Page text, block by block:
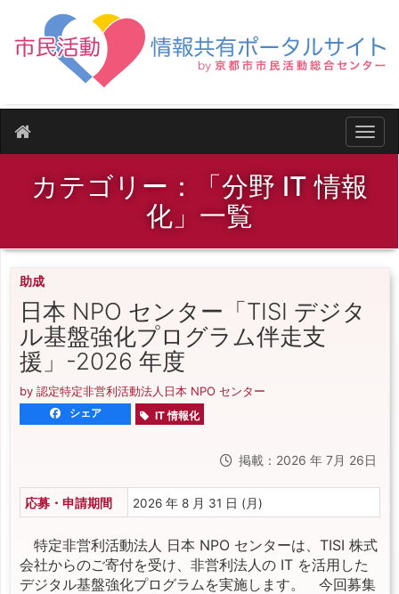
ナビ
カテゴリー：「分野 IT 情報
化」一覧
助成
日本 NPO センター「TISI デジタ
ル基盤強化プログラム伴走支
援」-2026 年度
by 認定特定非営利活動法人日本 NPO センター
シェア IT 情報化
掲載：2026 年 7月 26日
応募・申請期間 2026 年 8 月 31 日 (月)
特定非営利活動法人 日本 NPO センターは、TISI 株式
会社からのご寄付を受け、非営利法人の IT を活用した
デジタル基盤強化プログラムを実施します。 今回募集